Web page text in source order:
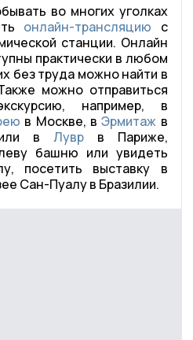
во многих уголках
онлайн-трансляцию с
станции. Онлайн
практически в любом
без труда можно найти в
можно отправиться
например, в
в Москве, вЭрмитаж в
или в Луврв Париже,
башню или увидеть
посетить выставку в
Сан-Пуалу в Бразилии.